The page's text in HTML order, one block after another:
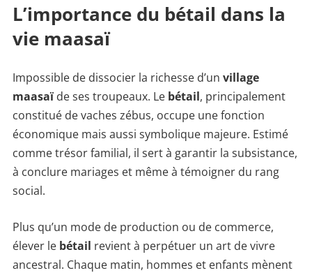
L’importance du bétail dans la
vie maasaï
Impossible de dissocier la richesse d’un village
maasaïde ses troupeaux. Le bétail, principalement
constitué de vaches zébus, occupe une fonction
économique mais aussi symbolique majeure. Estimé
comme trésor familial, il sert à garantir la subsistance,
à conclure mariages et même à témoigner du rang
social.
Plus qu’un mode de production ou de commerce,
élever le bétail revient à perpétuer un art de vivre
ancestral. Chaque matin, hommes et enfants mènent